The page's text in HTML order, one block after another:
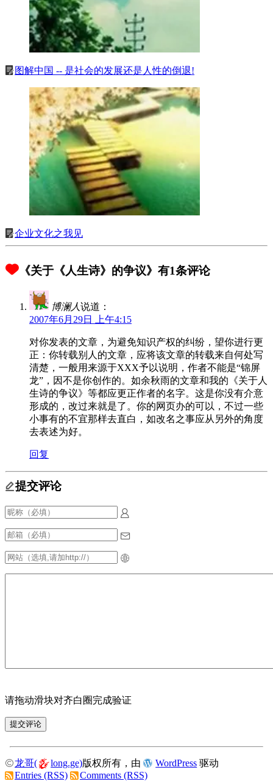
《关于《人生诗》的争议》有1条评论
博澜人说道：
2007年6月29日 上午4:15
对你发表的文章，为避免知识产权的纠纷，望你进行更
正：你转载别人的文章，应将该文章的转载来自何处写
清楚，一般用来源于XXX予以说明，作者不能是“锦屏
龙”，因不是你创作的。如余秋雨的文章和我的《关于人
生诗的争议》等都应更正作者的名字。这是你没有介意
形成的，改过来就是了。你的网页办的可以，不过一些
小事有的不宜那样去直白，如改名之事应从另外的角度
去表述为好。
回复
提交评论
请拖动滑块对齐白圈完成验证
图解中国 -- 是社会的发展还是人性的倒退!
企业文化之我见
龙哥( long.ge)版权所有，由 WordPress 驱动
Entries (RSS)
Comments (RSS)